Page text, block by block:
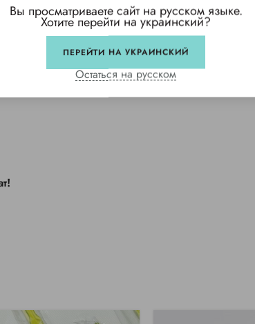
Вы просматриваете сайт на русском языке.
Хотите перейти на украинский?
ПЕРЕЙТИ НА УКРАИНСКИЙ
Остаться на русском